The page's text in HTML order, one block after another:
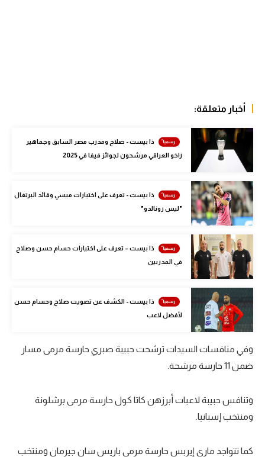
رياضة نسائية
آسيا
أمريكا
ركن الألعاب
أقسام خاصة
Gamers
ميركاتو
تحقيق في الجول
تقرير في الجول
تحليل في الجول
كويز في الجول
أخبار متعلقة:
ذا بيست - صلاح ومدرب مصر السابق وجماهير
زاخو العراقي مرشحون لجوائز فيفا في 2025
ذا بيست - تعرف على اختيارات ميسي وقائد البرتغال
"ليس رونالدو"
ذا بيست – تعرف على اختيارات حسام حسن وصلاح
في المدربين
ذا بيست - الكشف عن تصويت صلاح وحسام حسن
لأفضل لاعب
وفي منافسات السيدات ترشحت حبيبة صبري حارسة مرمى مسار
ضمن 11 حارسة مرشحة.
وتنافس حبيبة لاعبات أبرزهن كاتا كول حارسة مرمى برشلونة
ومنتخب إسبانيا.
كما تتواجد ماري إيربس حارسة مرمى باريس سان جيرمان ومنتخب